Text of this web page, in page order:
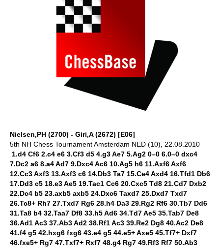
Nielsen,PH (2700) - Giri,A (2672) [E06]
5th NH Chess Tournament Amsterdam NED (10), 22.08.2010
1.d4 Cf6 2.c4 e6 3.Cf3 d5 4.g3 Ae7 5.Ag2 0–0 6.0–0 dxc4
7.Dc2 a6 8.a4 Ad7 9.Dxc4 Ac6 10.Ag5 h6 11.Axf6 Axf6
12.Cc3 Axf3 13.Axf3 c6 14.Db3 Ta7 15.Ce4 Axd4 16.Tfd1 Db6
17.Dd3 c5 18.e3 Ae5 19.Tac1 Cc6 20.Cxc5 Td8 21.Cd7 Dxb2
22.Dc4 b5 23.axb5 axb5 24.Dxc6 Taxd7 25.Dxd7 Txd7
26.Tc8+ Rh7 27.Txd7 Rg6 28.h4 Da3 29.Rg2 Rf6 30.Tb7 Dd6
31.Ta8 b4 32.Taa7 Df8 33.h5 Ad6 34.Td7 Ae5 35.Tab7 De8
36.Ad1 Ac3 37.Ab3 Ad2 38.Rf1 Ac3 39.Re2 Dg8 40.Ac2 De8
41.f4 g5 42.hxg6 fxg6 43.e4 g5 44.e5+ Axe5 45.Tf7+ Dxf7
46.fxe5+ Rg7 47.Txf7+ Rxf7 48.g4 Rg7 49.Rf3 Rf7 50.Ab3